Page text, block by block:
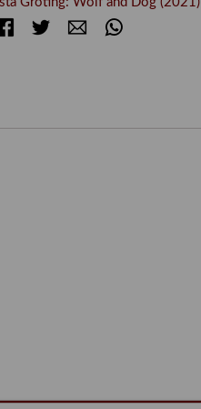
FacebookTwitter E-mail